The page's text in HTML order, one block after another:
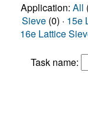
Application: All
Sieve (0) · 15e
16e Lattice
Task name: